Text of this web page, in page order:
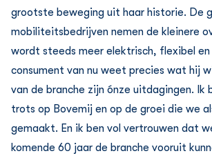
grootste beweging uit haar historie. De
mobiliteitsbedrijven nemen de kleinere
wordt steeds meer elektrisch, flexibel
consument van nu weet precies wat hij
van de branche zijn ónze uitdagingen. Ik
trots op Bovemij en op de groei die we
gemaakt. En ik ben vol vertrouwen dat
komende 60 jaar de branche vooruit